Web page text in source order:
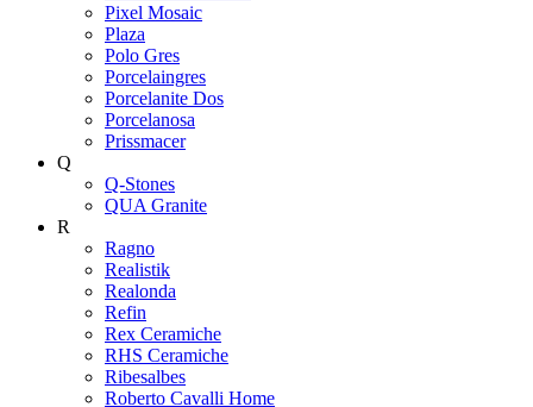
Pixel Mosaic
Plaza
Polo Gres
Porcelaingres
Porcelanite Dos
Porcelanosa
Prissmacer
Q
Q-Stones
QUA Granite
R
Ragno
Realistik
Realonda
Refin
Rex Ceramiche
RHS Ceramiche
Ribesalbes
Roberto Cavalli Home